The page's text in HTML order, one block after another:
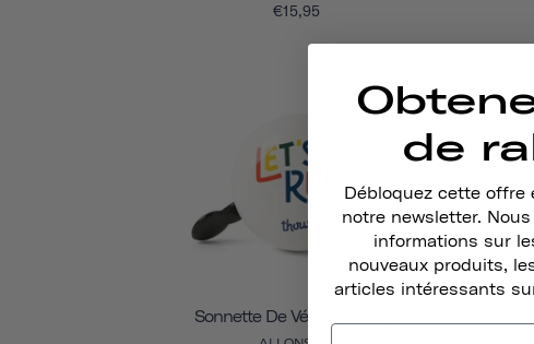
€15,95
Sonnette De Vélo Thousand
de
Débloquez cette offre
notre newsletter.
informations sur
nouveaux produits,
articles intéressants